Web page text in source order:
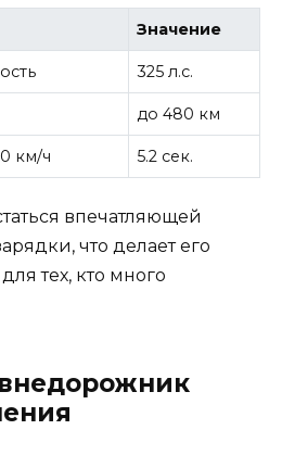
Значение
325 л.с.
до 480 км
км/ч 5.2 сек.
впечатляющей
что делает его
тех, кто много
внедорожник